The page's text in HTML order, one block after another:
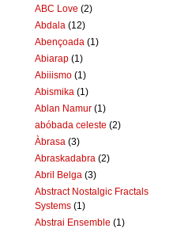
ABC Love (2)
Abdala (12)
Abençoada (1)
Abiarap (1)
Abiiismo (1)
Abismika (1)
Ablan Namur (1)
abóbada celeste (2)
Àbrasa (3)
Abraskadabra (2)
Abril Belga (3)
Abstract Nostalgic Fractals
Systems (1)
Abstrai Ensemble (1)